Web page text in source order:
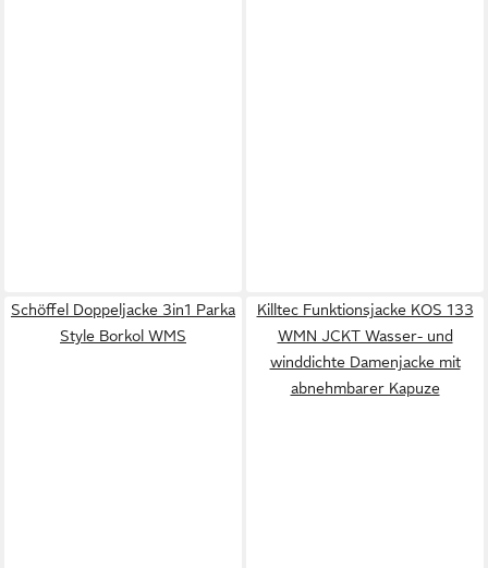
Schöffel Doppeljacke 3in1 Parka
Style Borkol WMS
Killtec Funktionsjacke KOS 133
WMN JCKT Wasser- und
winddichte Damenjacke mit
abnehmbarer Kapuze